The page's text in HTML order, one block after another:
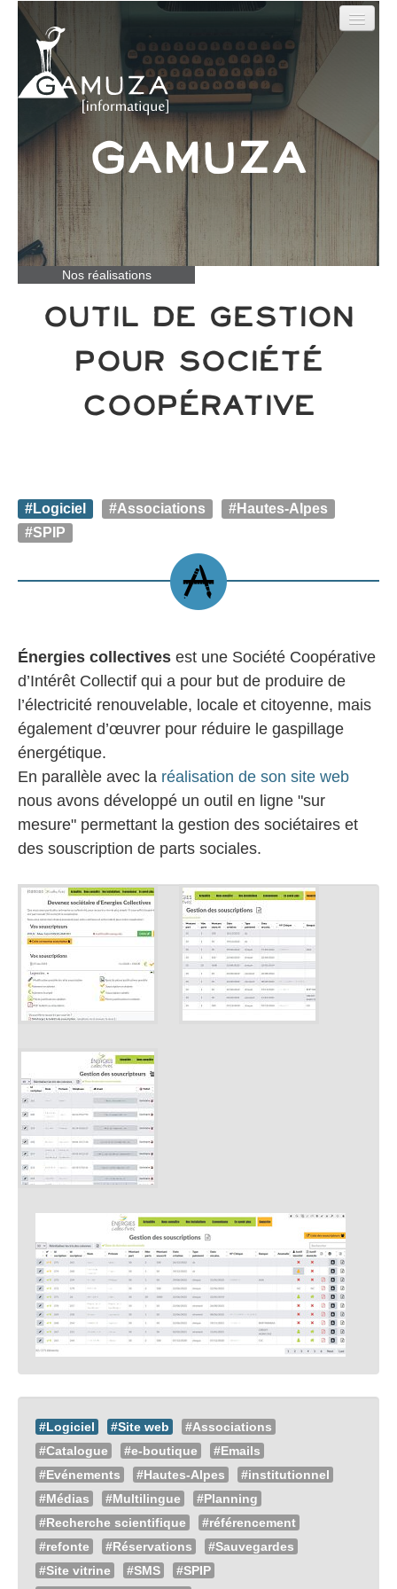
Gamuza
Outils en ligne
Sites web
Nos Réalisations
Qui sommes-nous ?
Nos réalisations
Outil de gestion
pour Société
Coopérative
#Logiciel #Associations
#Hautes-Alpes
#SPIP
Énergies collectives est une Société Coopérative
d’Intérêt Collectif qui a pour but de produire de
l’électricité renouvelable, locale et citoyenne, mais
également d’œuvrer pour réduire le gaspillage
énergétique.
En parallèle avec la réalisation de son site web
nous avons développé un outil en ligne "sur
mesure" permettant la gestion des sociétaires et
des souscription de parts sociales.
#Logiciel #Site web
#Associations
#Catalogue
#e-boutique
#Emails
#Evénements
#Hautes-Alpes
#institutionnel
#Médias
#Multilingue
#Planning
#Recherche scientifique
#référencement
#refonte
#Réservations
#Sauvegardes
#Site vitrine
#SMS
#SPIP